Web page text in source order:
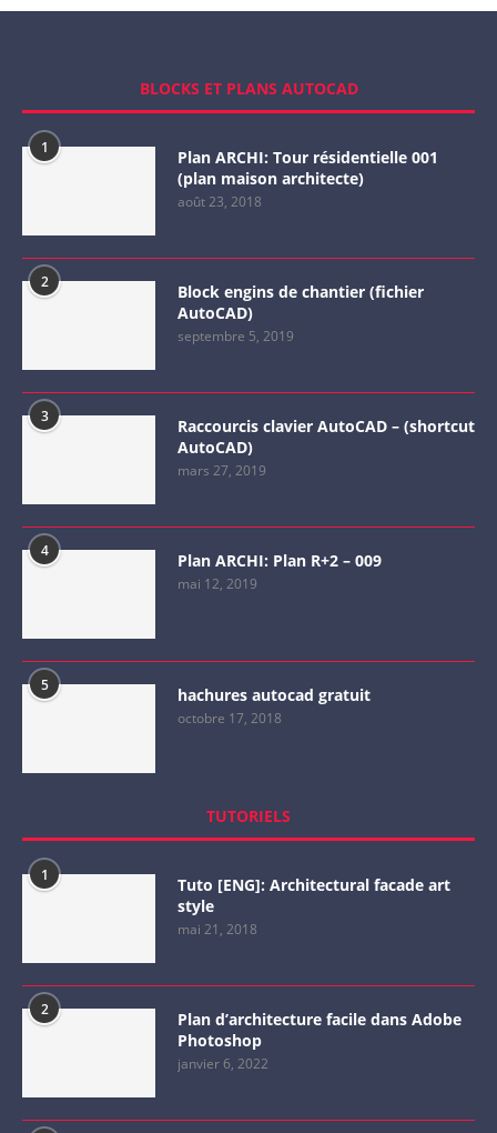
BLOCKS ET PLANS AUTOCAD
1
Plan ARCHI: Tour résidentielle 001
(plan maison architecte)
août 23, 2018
2
Block engins de chantier (fichier
AutoCAD)
septembre 5, 2019
3
Raccourcis clavier AutoCAD – (shortcut
AutoCAD)
mars 27, 2019
4 Plan ARCHI: Plan R+2 – 009
mai 12, 2019
5 hachures autocad gratuit
octobre 17, 2018
TUTORIELS
1
Tuto [ENG]: Architectural facade art
style
mai 21, 2018
2
Plan d’architecture facile dans Adobe
Photoshop
janvier 6, 2022